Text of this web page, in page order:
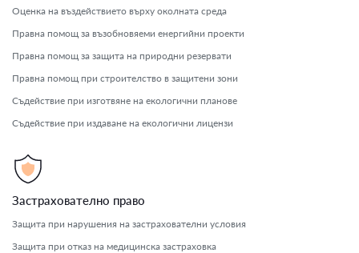
Оценка на въздействието върху околната среда
Правна помощ за възобновяеми енергийни проекти
Правна помощ за защита на природни резервати
Правна помощ при строителство в защитени зони
Съдействие при изготвяне на екологични планове
Съдействие при издаване на екологични лицензи
Застрахователно право
Защита при нарушения на застрахователни условия
Защита при отказ на медицинска застраховка